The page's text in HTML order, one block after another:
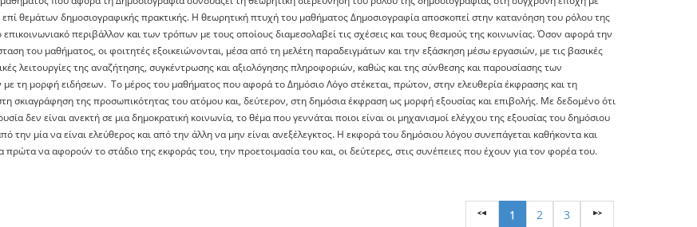
θεμάτων δημοσιογραφικής πρακτικής. Η θεωρητική πτυχή του μαθήματος Δημοσιογραφία αποσκοπεί στην κατανόηση του ρόλου της
περιβάλλον και των τρόπων με τους οποίους διαμεσολαβεί τις σχέσεις και τους θεσμούς της κοινωνίας. Όσον αφορά την
του μαθήματος, οι φοιτητές εξοικειώνονται, μέσα από τη μελέτη παραδειγμάτων και την εξάσκηση μέσω εργασιών, με τις βασικές
λειτουργίες της αναζήτησης, συγκέντρωσης και αξιολόγησης πληροφοριών, καθώς και της σύνθεσης και παρουσίασης των
τη μορφή ειδήσεων. Το μέρος του μαθήματος που αφορά το Δημόσιο Λόγο στέκεται, πρώτον, στην ελευθερία έκφρασης και τη
σκιαγράφηση της προσωπικότητας του ατόμου και, δεύτερον, στη δημόσια έκφραση ως μορφή εξουσίας και επιβολής. Με δεδομένο ότι
δεν είναι ανεκτή σε μια δημοκρατική κοινωνία, το θέμα που γεννάται ποιοι είναι οι μηχανισμοί ελέγχου της εξουσίας του δημόσιου
την μία να είναι ελεύθερος και από την άλλη να μην είναι ανεξέλεγκτος. Η εκφορά του δημόσιου λόγου συνεπάγεται καθήκοντα και
πρώτα να αφορούν το στάδιο της εκφοράς του, την προετοιμασία του και, οι δεύτερες, στις συνέπειες που έχουν για τον φορέα του.
1 2 3